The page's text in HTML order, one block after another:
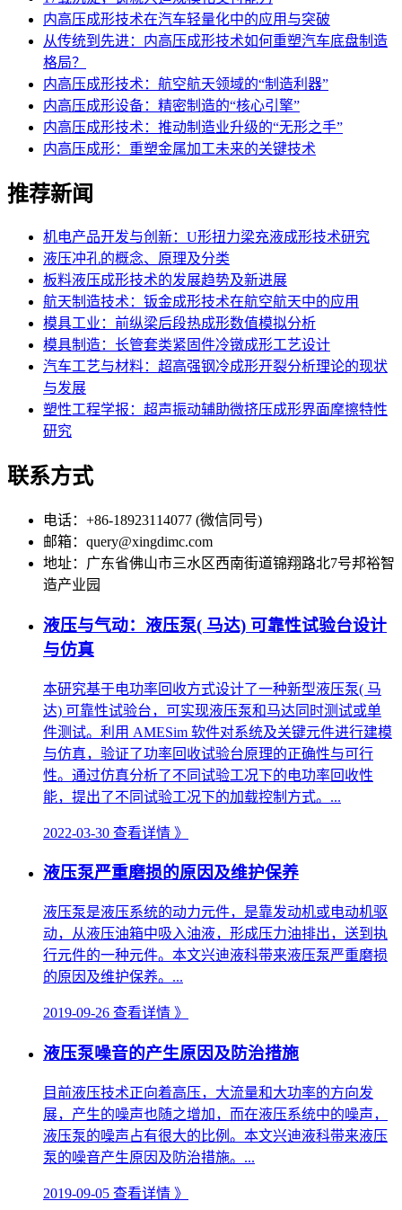
内高压成形技术在汽车轻量化中的应用与突破
从传统到先进：内高压成形技术如何重塑汽车底盘制造
格局？
内高压成形技术：航空航天领域的“制造利器”
内高压成形设备：精密制造的“核心引擎”
内高压成形技术：推动制造业升级的“无形之手”
内高压成形：重塑金属加工未来的关键技术
推荐新闻
机电产品开发与创新：U形扭力梁充液成形技术研究
液压冲孔的概念、原理及分类
板料液压成形技术的发展趋势及新进展
航天制造技术：钣金成形技术在航空航天中的应用
模具工业：前纵梁后段热成形数值模拟分析
模具制造：长管套类紧固件冷镦成形工艺设计
汽车工艺与材料：超高强钢冷成形开裂分析理论的现状
与发展
塑性工程学报：超声振动辅助微挤压成形界面摩擦特性
研究
联系方式
电话：+86-18923114077 (微信同号)
邮箱：query@xingdimc.com
地址：广东省佛山市三水区西南街道锦翔路北7号邦裕智
造产业园
液压与气动：液压泵( 马达) 可靠性试验台设计
与仿真
本研究基于电功率回收方式设计了一种新型液压泵( 马
达) 可靠性试验台，可实现液压泵和马达同时测试或单
件测试。利用 AMESim 软件对系统及关键元件进行建模
与仿真，验证了功率回收试验台原理的正确性与可行
性。通过仿真分析了不同试验工况下的电功率回收性
能，提出了不同试验工况下的加载控制方式。...
2022-03-30 查看详情 》
液压泵严重磨损的原因及维护保养
液压泵是液压系统的动力元件，是靠发动机或电动机驱
动，从液压油箱中吸入油液，形成压力油排出，送到执
行元件的一种元件。本文兴迪液科带来液压泵严重磨损
的原因及维护保养。...
2019-09-26 查看详情 》
液压泵噪音的产生原因及防治措施
目前液压技术正向着高压，大流量和大功率的方向发
展，产生的噪声也随之增加，而在液压系统中的噪声，
液压泵的噪声占有很大的比例。本文兴迪液科带来液压
泵的噪音产生原因及防治措施。...
2019-09-05 查看详情 》